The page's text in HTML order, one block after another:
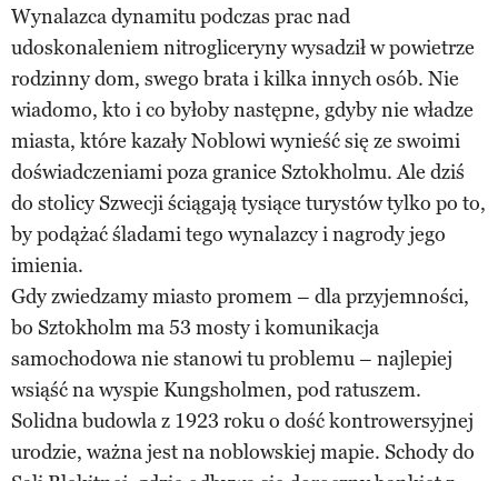
Wynalazca dynamitu podczas prac nad
udoskonaleniem nitrogliceryny wysadził w powietrze
rodzinny dom, swego brata i kilka innych osób. Nie
wiadomo, kto i co byłoby następne, gdyby nie władze
miasta, które kazały Noblowi wynieść się ze swoimi
doświadczeniami poza granice Sztokholmu. Ale dziś
do stolicy Szwecji ściągają tysiące turystów tylko po to,
by podążać śladami tego wynalazcy i nagrody jego
imienia.
Gdy zwiedzamy miasto promem – dla przyjemności,
bo Sztokholm ma 53 mosty i komunikacja
samochodowa nie stanowi tu problemu – najlepiej
wsiąść na wyspie Kungsholmen, pod ratuszem.
Solidna budowla z 1923 roku o dość kontrowersyjnej
urodzie, ważna jest na noblowskiej mapie. Schody do